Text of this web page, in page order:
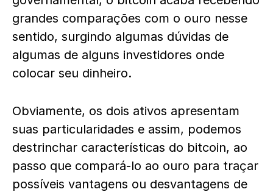
grandes comparações com o ouro nesse
sentido, surgindo algumas dúvidas de
algumas de alguns investidores onde
colocar seu dinheiro.
Obviamente, os dois ativos apresentam
suas particularidades e assim, podemos
destrinchar características do bitcoin, ao
passo que compará-lo ao ouro para traçar
possíveis vantagens ou desvantagens de